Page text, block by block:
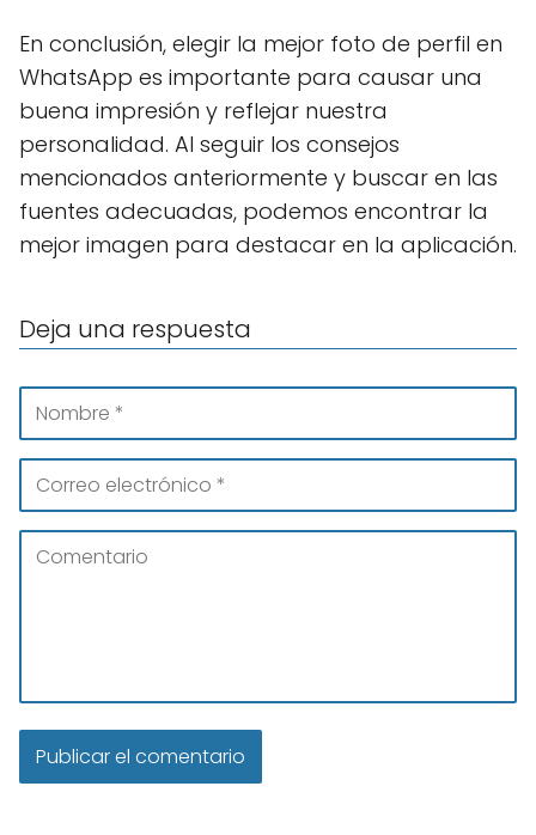
En conclusión, elegir la mejor foto de perfil en
WhatsApp es importante para causar una
buena impresión y reflejar nuestra
personalidad. Al seguir los consejos
mencionados anteriormente y buscar en las
fuentes adecuadas, podemos encontrar la
mejor imagen para destacar en la aplicación.
Deja una respuesta